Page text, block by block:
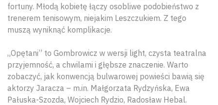
fortuny. Młodą kobietę łączy osobliwe podobieństwo z
trenerem tenisowym, niejakim Leszczukiem. Z tego
muszą wyniknąć komplikacje.
„Opętani” to Gombrowicz w wersji light, czysta teatralna
przyjemność, a chwilami i głębsze znaczenie. Warto
zobaczyć, jak konwencją bulwarowej powieści bawią się
aktorzy Jaracza – m.in. Małgorzata Rydzyńska, Ewa
Pałuska-Szozda, Wojciech Rydzio, Radosław Hebal.